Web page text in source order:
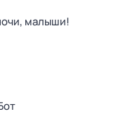
малыши!